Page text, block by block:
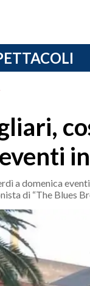
a domenica
di “The Blues